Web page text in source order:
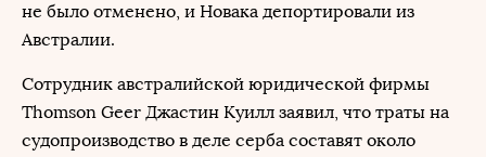
не было отменено, и Новака депортировали из
Австралии.
Сотрудник австралийской юридической фирмы
Thomson Geer Джастин Куилл заявил, что траты на
судопроизводство в деле серба составят около